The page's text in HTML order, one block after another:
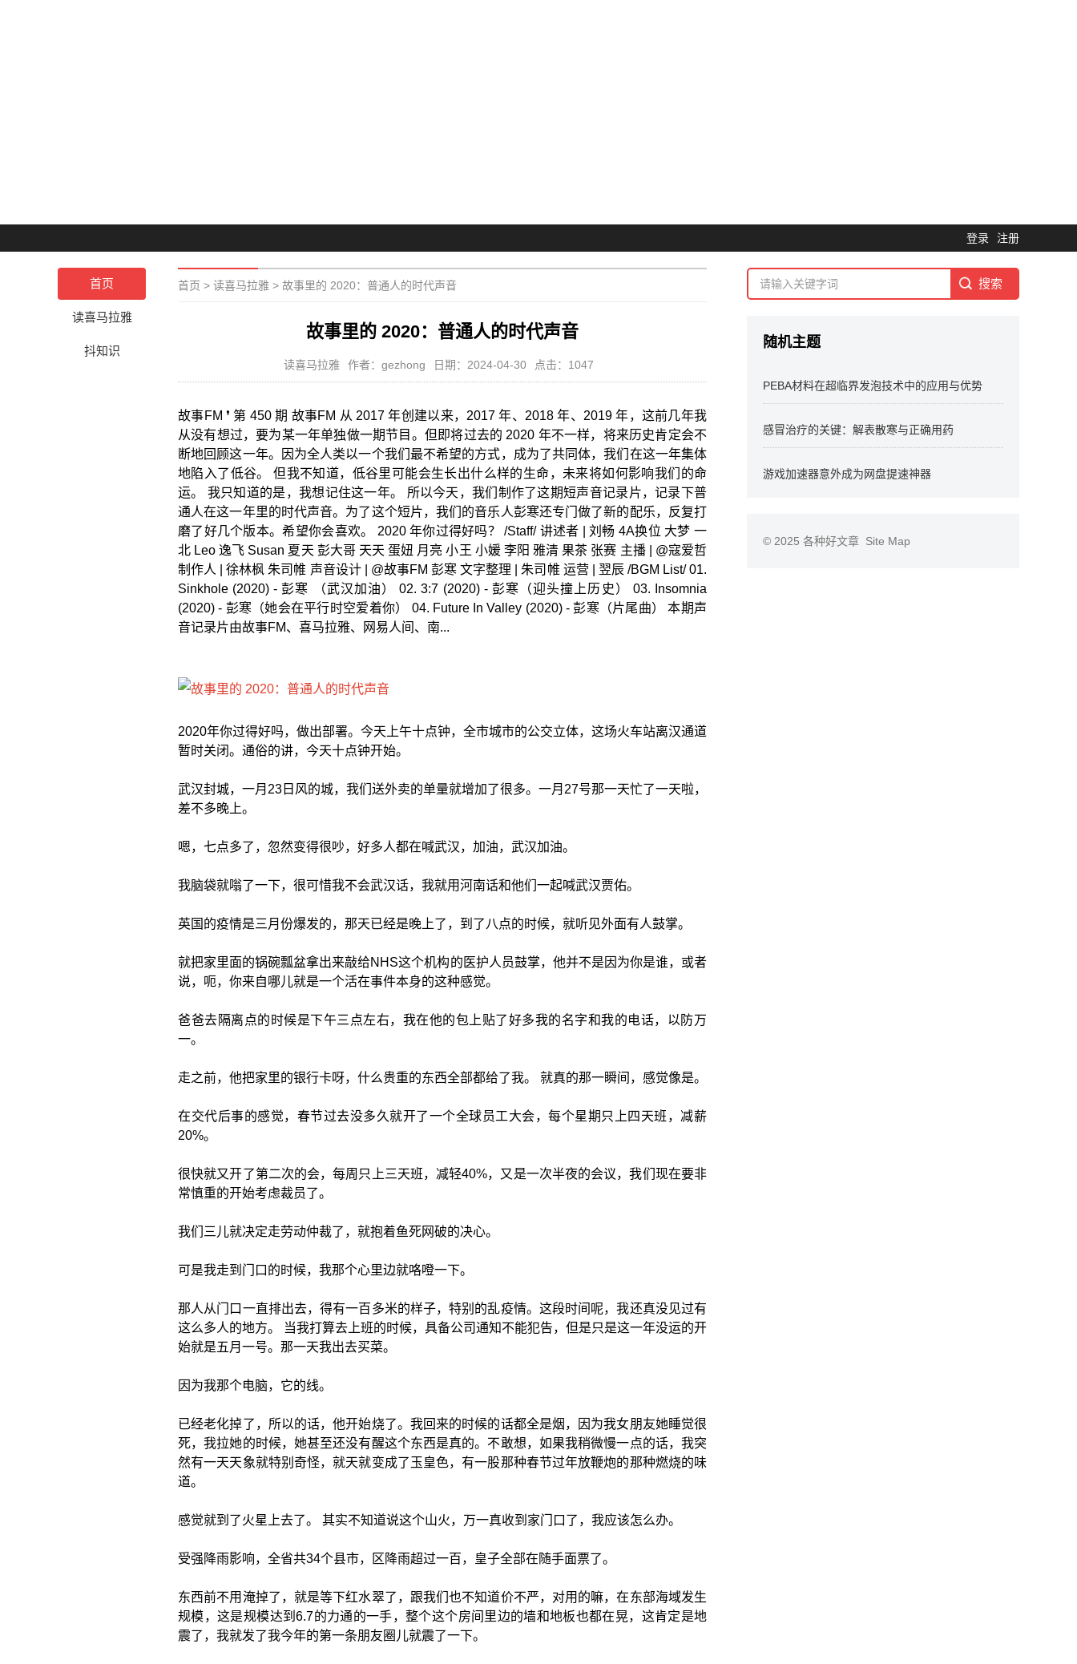
登录 注册
首页
读喜马拉雅
抖知识
首页 > 读喜马拉雅 > 故事里的 2020：普通人的时代声音
故事里的 2020：普通人的时代声音
读喜马拉雅 作者：gezhong 日期：2024-04-30 点击：1047
故事FM ❜ 第 450 期 故事FM 从 2017 年创建以来，2017 年、2018 年、2019 年，这前几年我
从没有想过，要为某一年单独做一期节目。但即将过去的 2020 年不一样，将来历史肯定会不
断地回顾这一年。因为全人类以一个我们最不希望的方式，成为了共同体，我们在这一年集体
地陷入了低谷。 但我不知道，低谷里可能会生长出什么样的生命，未来将如何影响我们的命
运。 我只知道的是，我想记住这一年。 所以今天，我们制作了这期短声音记录片，记录下普
通人在这一年里的时代声音。为了这个短片，我们的音乐人彭寒还专门做了新的配乐，反复打
磨了好几个版本。希望你会喜欢。 2020 年你过得好吗？ /Staff/ 讲述者 | 刘畅 4A换位 大梦 一
北 Leo 逸飞 Susan 夏天 彭大哥 天天 蛋妞 月亮 小王 小媛 李阳 雅清 果茶 张赛 主播 | @寇爱哲
制作人 | 徐林枫 朱司帷 声音设计 | @故事FM 彭寒 文字整理 | 朱司帷 运营 | 翌辰 /BGM List/ 01.
Sinkhole (2020) - 彭寒 （武汉加油） 02. 3:7 (2020) - 彭寒（迎头撞上历史） 03. Insomnia
(2020) - 彭寒（她会在平行时空爱着你） 04. Future In Valley (2020) - 彭寒（片尾曲） 本期声
音记录片由故事FM、喜马拉雅、网易人间、南...
2020年你过得好吗，做出部署。今天上午十点钟，全市城市的公交立体，这场火车站离汉通道
暂时关闭。通俗的讲，今天十点钟开始。
武汉封城，一月23日风的城，我们送外卖的单量就增加了很多。一月27号那一天忙了一天啦，
差不多晚上。
嗯，七点多了，忽然变得很吵，好多人都在喊武汉，加油，武汉加油。
我脑袋就嗡了一下，很可惜我不会武汉话，我就用河南话和他们一起喊武汉贾佑。
英国的疫情是三月份爆发的，那天已经是晚上了，到了八点的时候，就听见外面有人鼓掌。
就把家里面的锅碗瓢盆拿出来敲给NHS这个机构的医护人员鼓掌，他并不是因为你是谁，或者
说，呃，你来自哪儿就是一个活在事件本身的这种感觉。
爸爸去隔离点的时候是下午三点左右，我在他的包上贴了好多我的名字和我的电话，以防万
一。
走之前，他把家里的银行卡呀，什么贵重的东西全部都给了我。 就真的那一瞬间，感觉像是。
在交代后事的感觉，春节过去没多久就开了一个全球员工大会，每个星期只上四天班，减薪
20%。
很快就又开了第二次的会，每周只上三天班，减轻40%，又是一次半夜的会议，我们现在要非
常慎重的开始考虑裁员了。
我们三儿就决定走劳动仲裁了，就抱着鱼死网破的决心。
可是我走到门口的时候，我那个心里边就咯噔一下。
那人从门口一直排出去，得有一百多米的样子，特别的乱疫情。这段时间呢，我还真没见过有
这么多人的地方。 当我打算去上班的时候，具备公司通知不能犯告，但是只是这一年没运的开
始就是五月一号。那一天我出去买菜。
因为我那个电脑，它的线。
已经老化掉了，所以的话，他开始烧了。我回来的时候的话都全是烟，因为我女朋友她睡觉很
死，我拉她的时候，她甚至还没有醒这个东西是真的。不敢想，如果我稍微慢一点的话，我突
然有一天天象就特别奇怪，就天就变成了玉皇色，有一股那种春节过年放鞭炮的那种燃烧的味
道。
感觉就到了火星上去了。 其实不知道说这个山火，万一真收到家门口了，我应该怎么办。
受强降雨影响，全省共34个县市，区降雨超过一百，皇子全部在随手面票了。
东西前不用淹掉了，就是等下红水翠了，跟我们也不知道价不严，对用的嘛，在东部海域发生
规模，这是规模达到6.7的力通的一手，整个这个房间里边的墙和地板也都在晃，这肯定是地
震了，我就发了我今年的第一条朋友圈儿就震了一下。
随机主题
PEBA材料在超临界发泡技术中的应用与优势
感冒治疗的关键：解表散寒与正确用药
游戏加速器意外成为网盘提速神器
© 2025 各种好文章 Site Map